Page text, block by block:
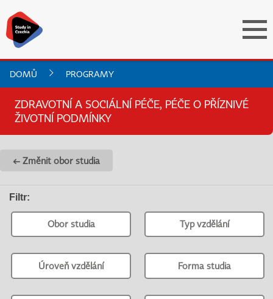
DOMŮ PROGRAMY
ZDRAVOTNÍ A SOCIÁLNÍ PÉČE, PÉČE O PŘÍZNIVÉ
ŽIVOTNÍ PODMÍNKY
← Změnit obor studia
Filtr:
Obor studia Typ vzdělání
Úroveň vzdělání Forma studia